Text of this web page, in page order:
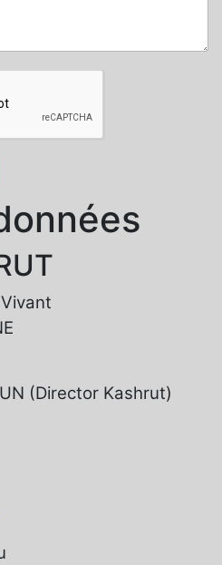
(Director Kashrut)